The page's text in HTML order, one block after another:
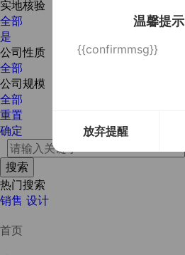
温馨提示
{{confirmmsg}}
放弃提醒
实地核验
全部
是
公司性质
全部
公司规模
全部
重置
确定
热门搜索
销售 设计
首页